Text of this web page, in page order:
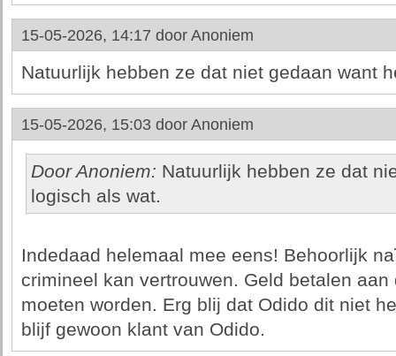
15-05-2026, 14:17 door Anoniem
Natuurlijk hebben ze dat niet gedaan want
15-05-2026, 15:03 door Anoniem
Door Anoniem: Natuurlijk hebben ze dat
logisch als wat.
Indedaad helemaal mee eens! Behoorlijk
crimineel kan vertrouwen. Geld betalen
moeten worden. Erg blij dat Odido dit niet
blijf gewoon klant van Odido.